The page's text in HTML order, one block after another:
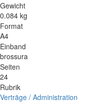
Gewicht
0.084 kg
Format
A4
Einband
brossura
Seiten
24
Rubrik
Verträge / Administration